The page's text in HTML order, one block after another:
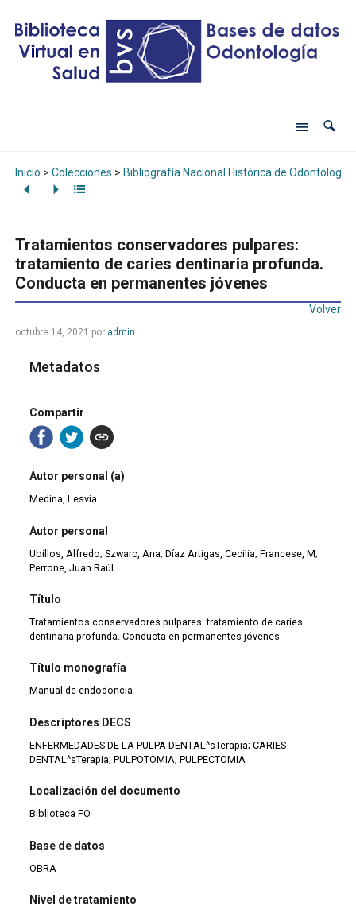
Inicio > Colecciones > Bibliografía Nacional Histórica de Odontología
Tratamientos conservadores pulpares:
tratamiento de caries dentinaria profunda.
Conducta en permanentes jóvenes
Volver
octubre 14, 2021 por admin
Metadatos
Compartir
Autor personal (a)
Medina, Lesvia
Autor personal
Ubillos, Alfredo; Szwarc, Ana; Díaz Artigas, Cecilia; Francese, M;
Perrone, Juan Raúl
Título
Tratamientos conservadores pulpares: tratamiento de caries
dentinaria profunda. Conducta en permanentes jóvenes
Título monografía
Manual de endodoncia
Descriptores DECS
ENFERMEDADES DE LA PULPA DENTAL^sTerapia; CARIES
DENTAL^sTerapia; PULPOTOMIA; PULPECTOMIA
Localización del documento
Biblioteca FO
Base de datos
OBRA
Nivel de tratamiento